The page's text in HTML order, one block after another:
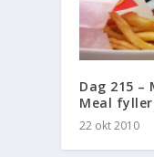
Dag 215
Meal
22 okt 2010